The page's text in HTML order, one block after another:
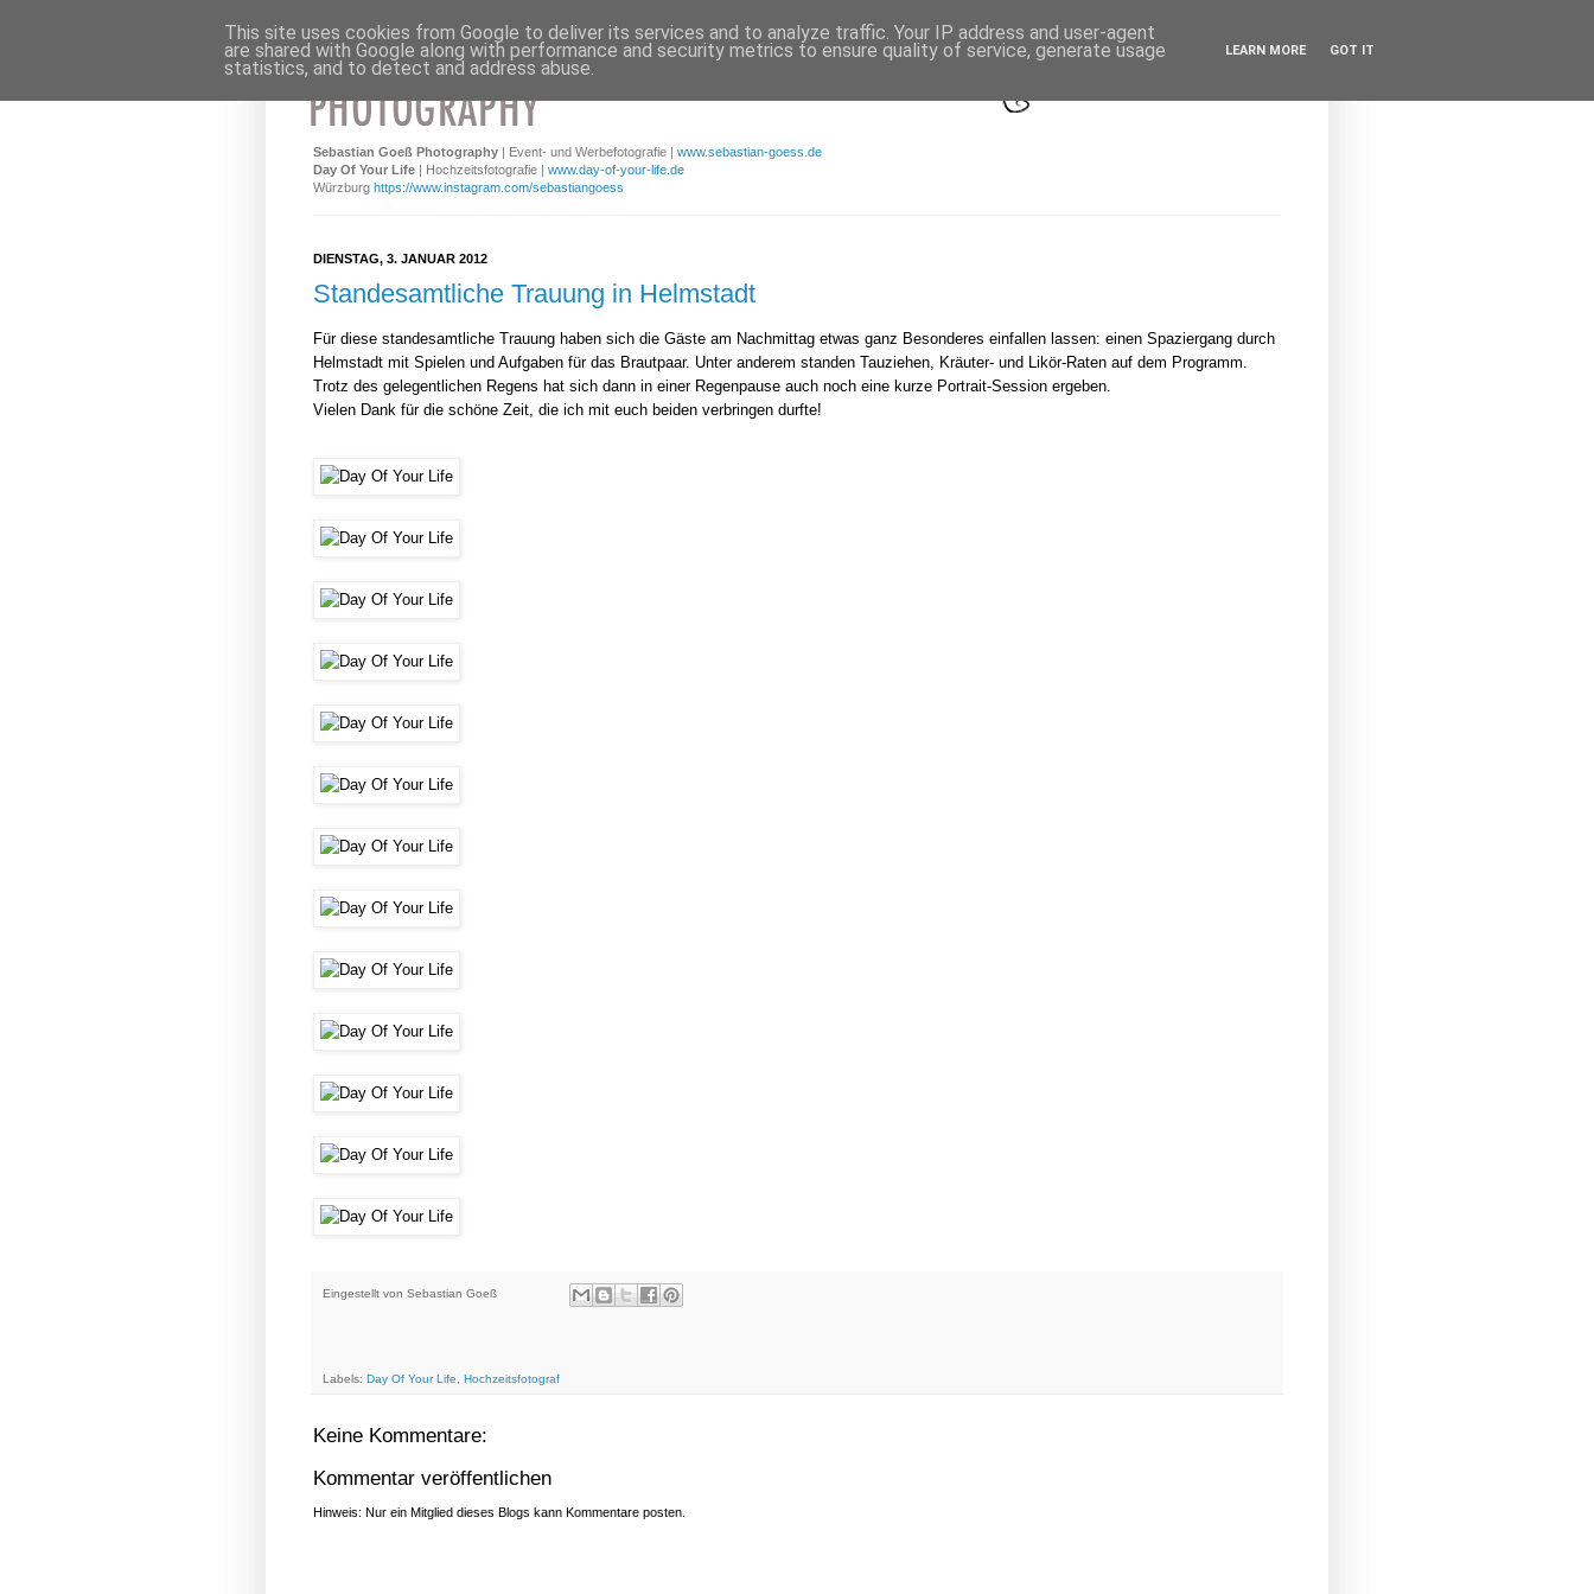
Sebastian Goeß Photography | Event- und Werbefotografie | www.sebastian-goess.de
Day Of Your Life | Hochzeitsfotografie | www.day-of-your-life.de
Würzburg https://www.instagram.com/sebastiangoess
DIENSTAG, 3. JANUAR 2012
Standesamtliche Trauung in Helmstadt
Für diese standesamtliche Trauung haben sich die Gäste am Nachmittag etwas ganz Besonderes einfallen lassen: einen Spaziergang durch
Helmstadt mit Spielen und Aufgaben für das Brautpaar. Unter anderem standen Tauziehen, Kräuter- und Likör-Raten auf dem Programm.
Trotz des gelegentlichen Regens hat sich dann in einer Regenpause auch noch eine kurze Portrait-Session ergeben.
Vielen Dank für die schöne Zeit, die ich mit euch beiden verbringen durfte!
Eingestellt von Sebastian Goeß
Labels: Day Of Your Life Hochzeitsfotograf
Keine Kommentare:
Kommentar veröffentlichen
Hinweis: Nur ein Mitglied dieses Blogs kann Kommentare posten.
This site uses cookies from Google to deliver its services and to analyze traffic. Your IP address and user-agent
are shared with Google along with performance and security metrics to ensure quality of service, generate usage
statistics, and to detect and address abuse.
LEARN MORE GOT IT